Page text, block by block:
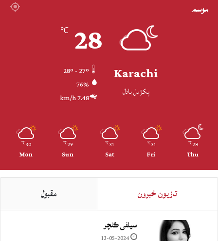
موسم
Karachi
پکڙيل بادل
28
℃
76%
7.48 km/h
28
℃
Thu
31
℃
Fri
31
℃
Sat
29
℃
Sun
30
℃
Mon
تازيون خبرون مقبول
سيلفي ڪلچر
13-05-2024